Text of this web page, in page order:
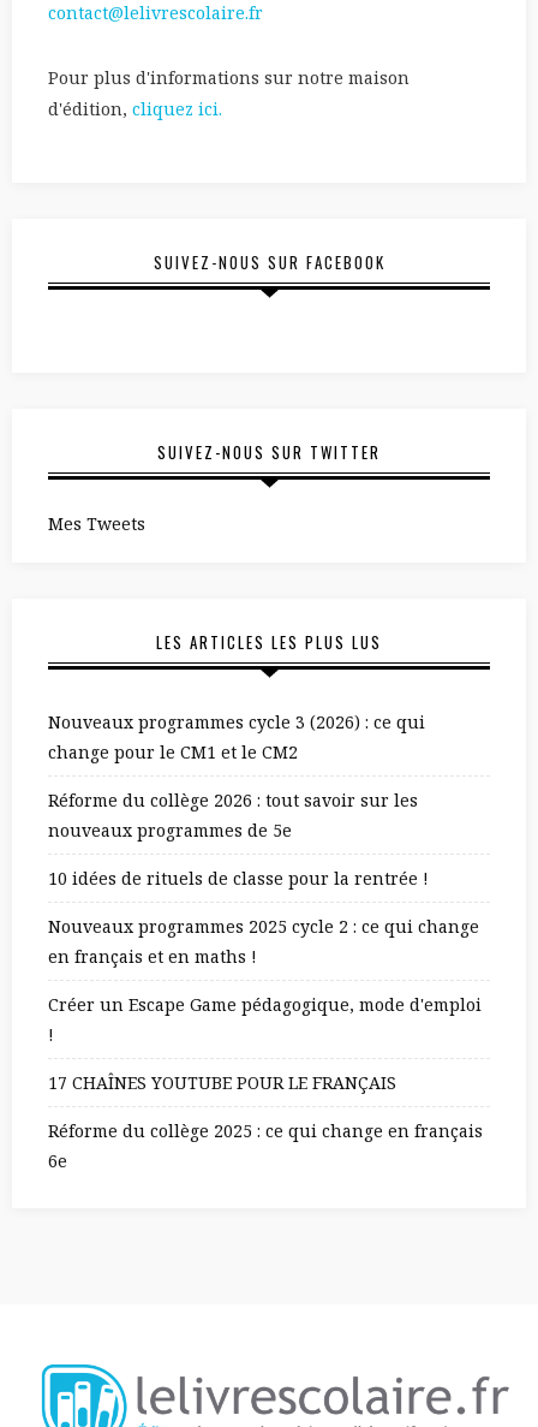
contact@lelivrescolaire.fr
Pour plus d'informations sur notre maison
d'édition, cliquez ici.
SUIVEZ-NOUS SUR FACEBOOK
SUIVEZ-NOUS SUR TWITTER
Mes Tweets
LES ARTICLES LES PLUS LUS
Nouveaux programmes cycle 3 (2026) : ce qui
change pour le CM1 et le CM2
Réforme du collège 2026 : tout savoir sur les
nouveaux programmes de 5e
10 idées de rituels de classe pour la rentrée !
Nouveaux programmes 2025 cycle 2 : ce qui change
en français et en maths !
Créer un Escape Game pédagogique, mode d'emploi
!
17 CHAÎNES YOUTUBE POUR LE FRANÇAIS
Réforme du collège 2025 : ce qui change en français
6e